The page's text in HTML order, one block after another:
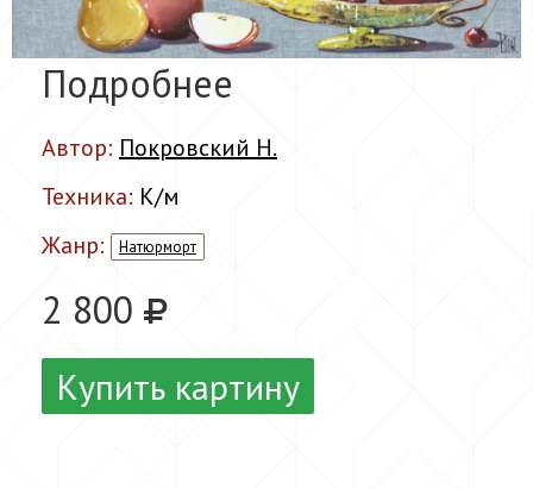
Подробнее
Автор: Покровский Н.
Техника: К/м
Жанр:
Натюрморт
2 800
Купить картину